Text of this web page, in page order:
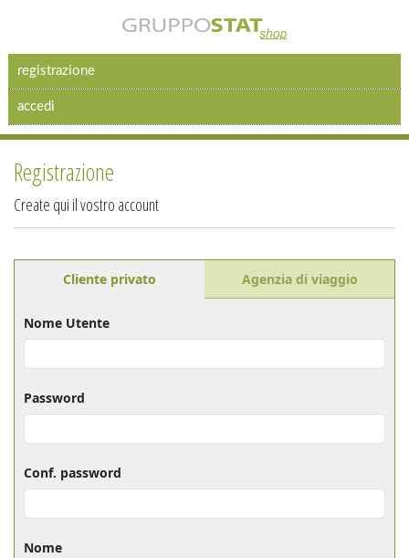
registrazione
accedi
Registrazione
Create qui il vostro account
Cliente privato Agenzia di viaggio
Nome Utente
Password
Conf. password
Nome